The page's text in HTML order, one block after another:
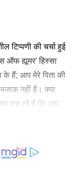
टिप्पणी की चर्चा हुई
ऑफ ह्यूमर' हिस्सा
के हैं; आप मेरे पिता की
नहीं है। क्या
कह रहे हैं कि आप